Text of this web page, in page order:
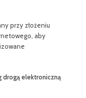
przy złożeniu
aby
drogą elektroniczną